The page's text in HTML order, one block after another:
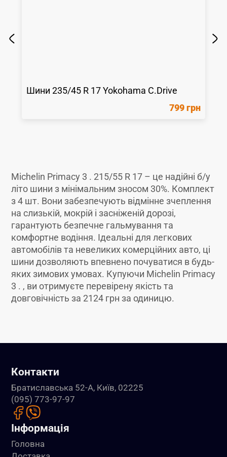
Шини235/45 R 17 Yokohama C.Drive
799 грн
Michelin Primacy 3 . 215/55 R 17 – це надійні б/у
літо шини з мінімальним зносом 30%. Комплект
з 4 шт. Вони забезпечують відмінне зчеплення
на слизькій, мокрій і засніженій дорозі,
гарантують безпечне гальмування та
комфортне водіння. Ідеальні для легкових
автомобілів та невеликих комерційних авто, ці
шини дозволяють впевнено почуватися в будь-
яких зимових умовах. Купуючи Michelin Primacy
3 . , ви отримуєте перевірену якість та
довговічність за 2124 грн за одиницю.
Контакти
Братиславська 52-А, Київ, 02225
(095) 773-97-97
Інформація
Головна